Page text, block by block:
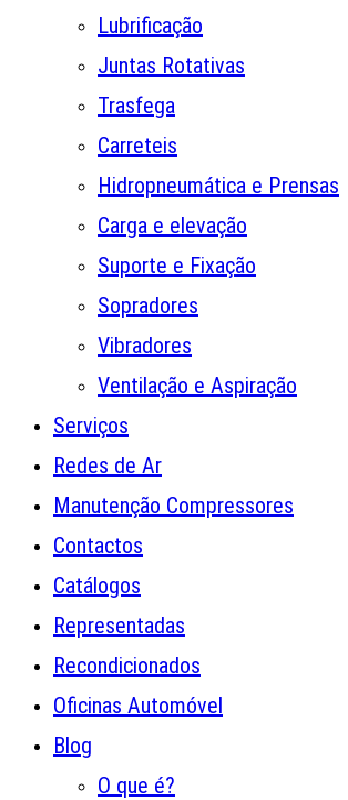
Lubrificação
Juntas Rotativas
Trasfega
Carreteis
Hidropneumática e Prensas
Carga e elevação
Suporte e Fixação
Sopradores
Vibradores
Ventilação e Aspiração
Serviços
Redes de Ar
Manutenção Compressores
Contactos
Catálogos
Representadas
Recondicionados
Oficinas Automóvel
Blog
O que é?